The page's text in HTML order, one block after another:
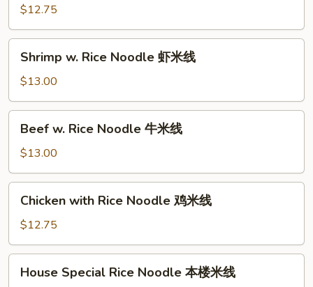
with
Rice
Noodle
线
$12.75
Rice
Noodle
虾
Shrimp w. Rice Noodle 虾米线
$13.00
Rice
Noodle
牛
Beef w. Rice Noodle 牛米线
$13.00
with
Rice
Noodle
鸡
Chicken with Rice Noodle 鸡米线
$12.75
Special
House Special Rice Noodle 本楼米线